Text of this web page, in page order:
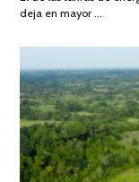
deja en mayor …